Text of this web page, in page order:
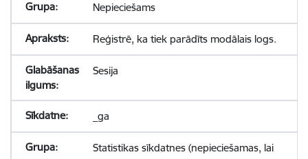
Nepieciešams
Reģistrē, ka tiek parādīts modālais logs.
Sesija
_ga
Statistikas sīkdatnes (nepieciešamas, lai